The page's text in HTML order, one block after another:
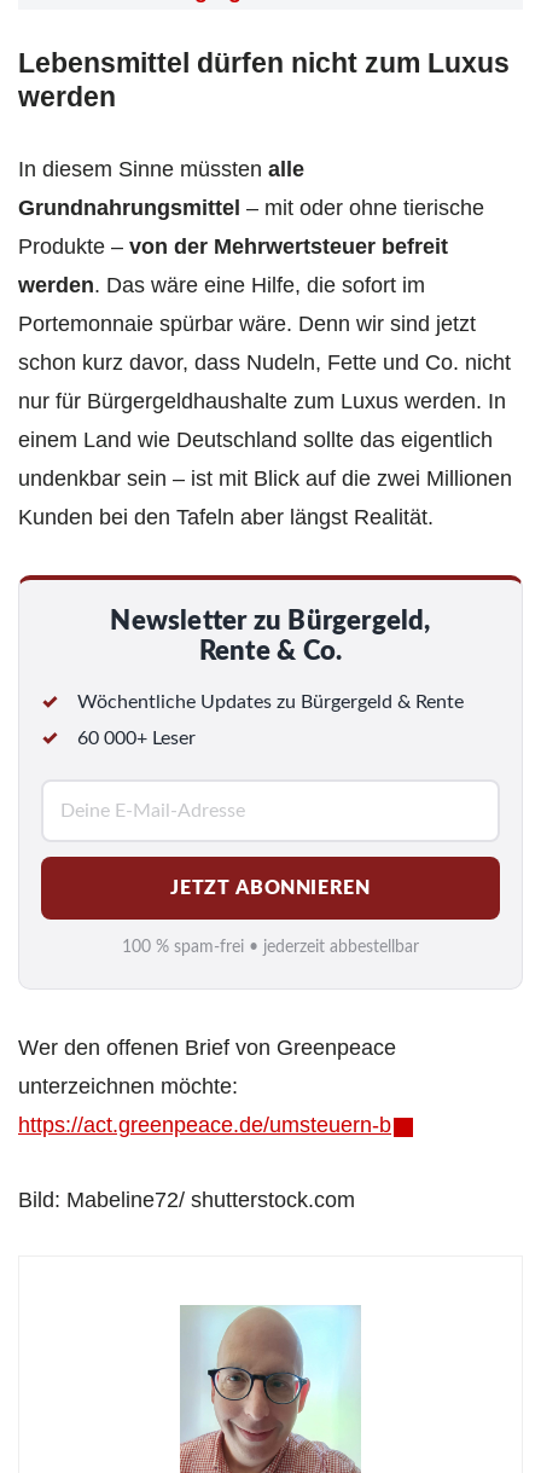
Lebensmittel dürfen nicht zum Luxus
werden
In diesem Sinne müssten alle
Grundnahrungsmittel – mit oder ohne tierische
Produkte – von der Mehrwertsteuer befreit
werden. Das wäre eine Hilfe, die sofort im
Portemonnaie spürbar wäre. Denn wir sind jetzt
schon kurz davor, dass Nudeln, Fette und Co. nicht
nur für Bürgergeldhaushalte zum Luxus werden. In
einem Land wie Deutschland sollte das eigentlich
undenkbar sein – ist mit Blick auf die zwei Millionen
Kunden bei den Tafeln aber längst Realität.
Newsletter zu Bürgergeld,
Rente & Co.
Wöchentliche Updates zu Bürgergeld & Rente
60 000+ Leser
M
a
i
l
*
JETZT ABONNIEREN
100 % spam-frei • jederzeit abbestellbar
Wer den offenen Brief von Greenpeace
unterzeichnen möchte:
https://act.greenpeace.de/umsteuern-b
Bild: Mabeline72/ shutterstock.com